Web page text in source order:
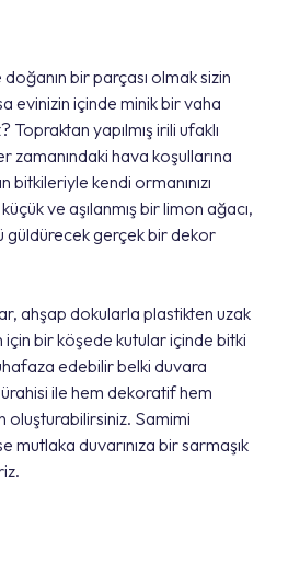
bir parçası olmak sizin
evinizin içinde minik bir vaha
yapılmış irili ufaklı
zamanındaki hava koşullarına
bitkileriyle kendi ormanınızı
ve aşılanmış bir limon ağacı,
güldürecek gerçek bir dekor
ahşap dokularla plastikten uzak
bir köşede kutular içinde bitki
edebilir belki duvara
ile hem dekoratif hem
oluşturabilirsiniz. Samimi
mutlaka duvarınıza bir sarmaşık